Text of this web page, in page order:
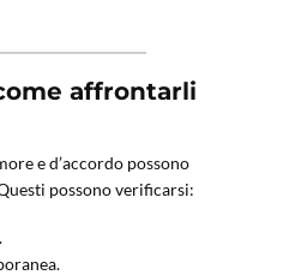
affrontarli
e d’accordo possono
possono verificarsi: